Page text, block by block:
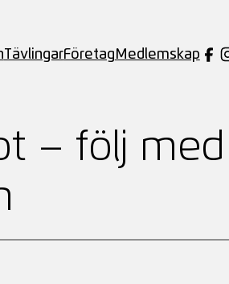
TävlingarFöretag Medlemskap
– följ med